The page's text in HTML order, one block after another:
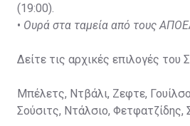
(19:00).
• Ουρά στα ταμεία από τους
Δείτε τις αρχικές επιλογές του
Μπέλετς, Ντβάλι, Ζεφτε,
Σούσιτς, Ντάλσιο, Φετφατζίδης,